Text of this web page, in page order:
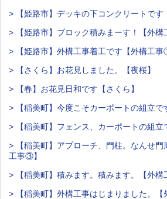
> 【姫路市】デッキの下コンクリートです
> 【姫路市】ブロック積みまーす！【外構
> 【姫路市】外構工事着工です【外構工事
> 【さくら】お花見しました。【夜桜】
> 【春】お花見日和です【さくら】
> 【稲美町】今度こそカーポートの組立で
> 【稲美町】フェンス、カーポートの組立
> 【稲美町】アプローチ、門柱。なんせ
工事③】
> 【稲美町】積みます。積みます。【外構
> 【稲美町】外構工事はじまりました。【